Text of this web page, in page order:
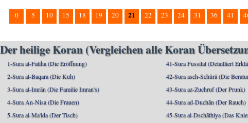
0 5 10 15 18 19 20 21 22 23 24 31 36 41
Der heilige Koran (Vergleichen alle Koran
1-Sura al-Fatiha (Die Eröffnung)
2-Sura al-Baqara (Die Kuh)
3-Sura al-Imrān (Die Familie Imran's)
4-Sura An-Nisa (Die Frauen)
5-Sura al-Ma'ida (Der Tisch)
41-Sura Fussilat (Detailliert
42-Sura asch-Schūrā (Die
43-Sura az-Zuchruf (Der Prunk)
44-Sura ad-Duchān (Der Rauch)
45-Sura al-Dschāthiya (Das